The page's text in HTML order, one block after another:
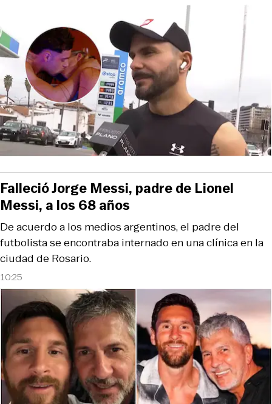
10:25
De acuerdo a los medios argentinos, el padre del
futbolista se encontraba internado en una clínica en la
ciudad de Rosario.
Falleció Jorge Messi, padre de Lionel
Messi, a los 68 años